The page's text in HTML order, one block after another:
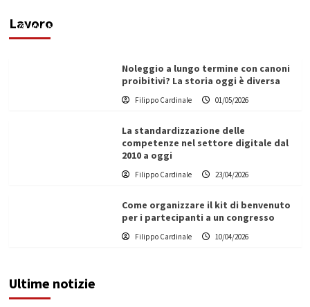
LavoroFilippo Cardinale
Noleggio a lungo termine con canoni
proibitivi? La storia oggi è diversa
Filippo Cardinale 01/05/2026
La standardizzazione delle
competenze nel settore digitale dal
2010 a oggi
Filippo Cardinale 23/04/2026
Come organizzare il kit di benvenuto
per i partecipanti a un congresso
Filippo Cardinale 10/04/2026
Ultime notizie